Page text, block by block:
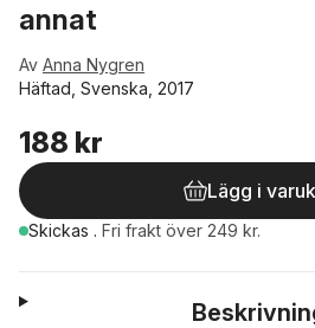
annat
Av Anna Nygren
Häftad, Svenska, 2017
188 kr
Lägg i
Skickas . Fri frakt över 249 kr.